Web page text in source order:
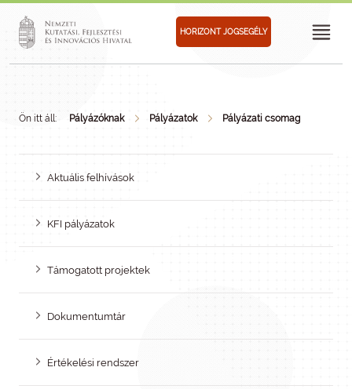
HORIZONT JOGSEGÉLY
Ön itt áll: Pályázóknak Pályázatok Pályázati csomag
Aktuális felhívások
KFI pályázatok
Támogatott projektek
Dokumentumtár
Értékelési rendszer